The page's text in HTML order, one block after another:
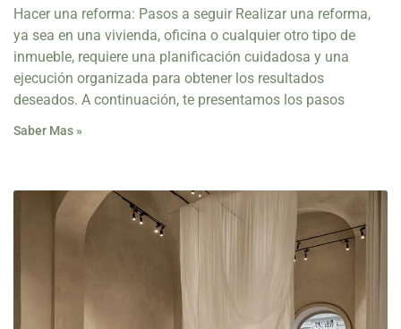
Hacer una reforma: Pasos a seguir Realizar una reforma,
ya sea en una vivienda, oficina o cualquier otro tipo de
inmueble, requiere una planificación cuidadosa y una
ejecución organizada para obtener los resultados
deseados. A continuación, te presentamos los pasos
Saber Mas »